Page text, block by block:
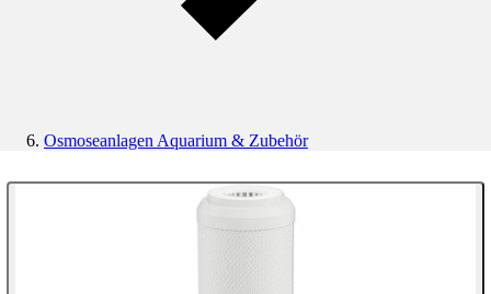
Osmoseanlagen Aquarium & Zubehör